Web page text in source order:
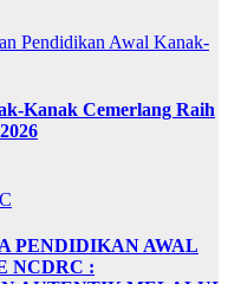
Pendidikan Awal Kanak-
Kanak Cemerlang Raih
PENDIDIKAN AWAL
NCDRC :